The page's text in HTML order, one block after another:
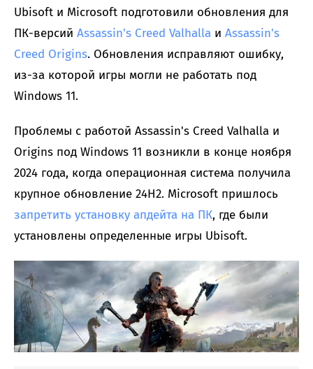
Ubisoft и Microsoft подготовили обновления для
ПК-версий Assassin's Creed Valhalla и Assassin's
Creed Origins. Обновления исправляют ошибку,
из-за которой игры могли не работать под
Windows 11.
Проблемы с работой Assassin's Creed Valhalla и
Origins под Windows 11 возникли в конце ноября
2024 года, когда операционная система получила
крупное обновление 24H2. Microsoft пришлось
запретить установку апдейта на ПК, где были
установлены определенные игры Ubisoft.